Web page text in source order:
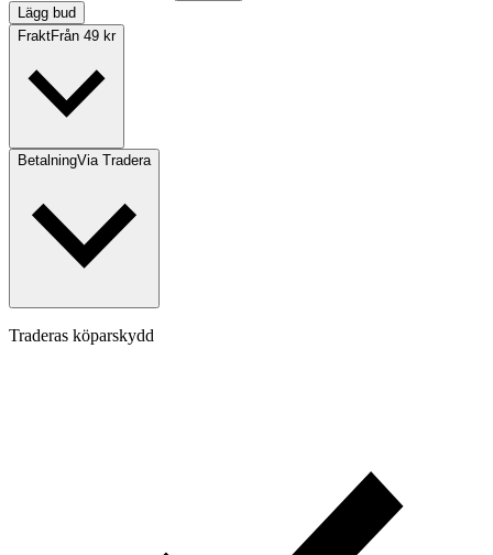
Lägg bud
FraktFrån 49 kr
BetalningVia Tradera
Traderas köparskydd